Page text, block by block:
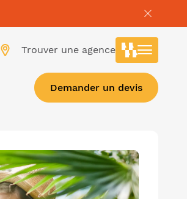
Trouver une agence
Demander un devis